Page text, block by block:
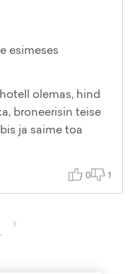
esimeses
olemas, hind
broneerisin teise
ja saime toa
0 1
›